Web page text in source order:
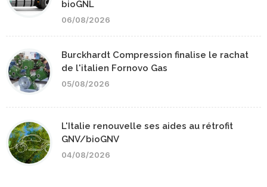
bioGNL
06/08/2026
Burckhardt Compression finalise le rachat
de l'italien Fornovo Gas
05/08/2026
L'Italie renouvelle ses aides au rétrofit
GNV/bioGNV
04/08/2026